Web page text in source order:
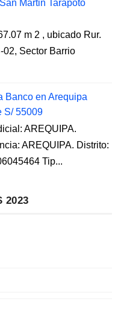
Martin Tarapoto
m 2 , ubicado Rur.
02, Sector Barrio
Banco en Arequipa
S/ 55009
AREQUIPA.
AREQUIPA. Distrito:
Tip...
2023